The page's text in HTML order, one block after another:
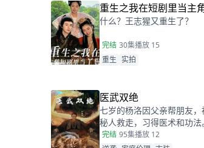
重生之我在短剧里当主
什么？王志猩又重生了？
完结 30集播放 15
重生 实拍
医武双绝
七岁的杨洛因父亲帮朋友
秘人救走，习得医术和功
姨，又因柳家女儿当日结
完结 95集播放 12